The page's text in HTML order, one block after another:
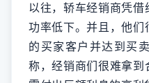
以往，轿车经销商凭借
功率低下。并且，他
的买家客户并达到买
称，经销商们很难拿